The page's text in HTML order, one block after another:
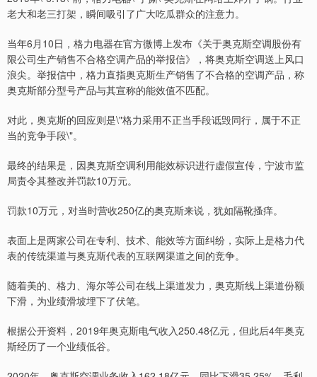
老大和老三打架，瞬间吸引了广大吃瓜群众的注意力。
当年6月10日，格力电器在官方微博上发布《关于奥克斯空调股份有
限公司生产销售不合格空调产品的举报信》，将奥克斯空调送上风口
浪尖。举报信中，格力直指奥克斯生产销售了不合格的空调产品，称
奥克斯部分型号产品与其宣称的能效值不匹配。
对此，奥克斯的回应则是\"格力采用不正当手段诋毁同行，属于不正
当的竞争手段\"。
最终的结果是，因奥克斯空调利用能效标识进行虚假宣传，宁波市监
局责令其整改并罚款10万元。
罚款10万元，对当时营收250亿的奥克斯来说，犹如隔靴搔痒。
表面上是两家公司在专利、技术、能效等方面纠纷，实际上是格力代
表的传统渠道与奥克斯代表的互联网渠道之间的竞争。
随着美的、格力、海尔等公司在线上渠道发力，奥克斯线上渠道份额
下滑，为业绩滑坡埋下了伏笔。
根据公开资料，2019年奥克斯电气收入250.48亿元，但此后4年奥克
斯经历了一个业绩低谷。